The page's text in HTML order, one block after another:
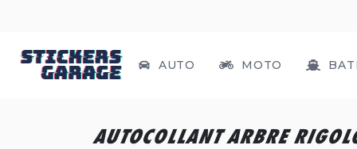
AUTO MOTO
AUTOCOLLANT ARBRE